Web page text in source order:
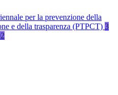
per la prevenzione della
e della trasparenza (PTPCT) 3